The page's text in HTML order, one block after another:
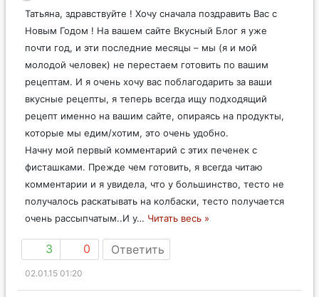
Татьяна, здравствуйте ! Хочу сначала поздравить Вас с
Новым Годом ! На вашем сайте Вкусный Блог я уже
почти год, и эти последние месяцы – мы (я и мой
молодой человек) не перестаем готовить по вашим
рецептам. И я очень хочу вас поблагодарить за ваши
вкусные рецепты, я теперь всегда ищу подходящий
рецепт именно на вашим сайте, опираясь на продукты,
которые мы едим/хотим, это очень удобно.
Начну мой первый комментарий с этих печенек с
фисташками. Прежде чем готовить, я всегда читаю
комментарии и я увидела, что у большинство, тесто не
получалось раскатывать на колбаски, тесто получается
очень рассыпчатым..И у… Читать весь »
3 0 Ответить
02.01.15 01:20